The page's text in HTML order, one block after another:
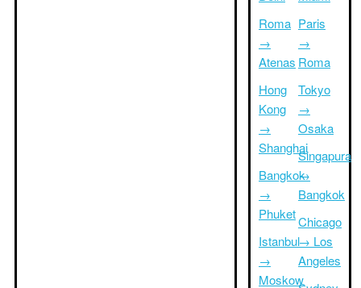
Roma
→
Atenas
Hong
Kong
→
Shanghai
Bangkok
→
Phuket
Istanbul
→
Moskow
Paris
→
Roma
Tokyo
→
Osaka
Singapura
→
Bangkok
Chicago
→ Los
Angeles